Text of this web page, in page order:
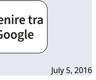
July 5, 2016